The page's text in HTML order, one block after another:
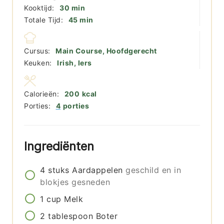
Kooktijd:
30 minuten
min
Totale Tijd:
45minuten
min
Cursus:
Main Course, Hoofdgerecht
Keuken:
Irish, Iers
Porties: 4 porties
Calorieën: 200 kcal
Ingrediënten
4 stuks Aardappelen geschild en in
blokjes gesneden
1 cup Melk
2 tablespoon Boter